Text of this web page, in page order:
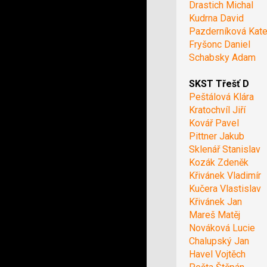
Drastich Michal
Kudrna David
Pazderníková
Fryšonc Daniel
Schabsky Adam
SKST Třešť D
Peštálová Klára
Kratochvíl Jiří
Kovář Pavel
Pittner Jakub
Sklenář Stanislav
Kozák Zdeněk
Křivánek Vladimír
Kučera Vlastislav
Křivánek Jan
Mareš Matěj
Nováková Lucie
Chalupský Jan
Havel Vojtěch